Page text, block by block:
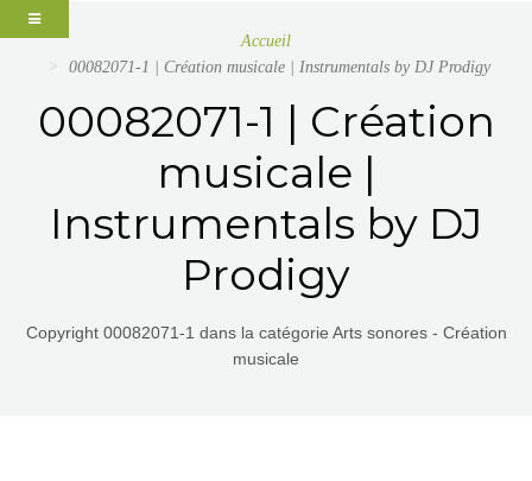
Accueil
00082071-1 | Création musicale | Instrumentals by DJ Prodigy
00082071-1 | Création
musicale |
Instrumentals by DJ
Prodigy
Copyright 00082071-1 dans la catégorie Arts sonores - Création
musicale